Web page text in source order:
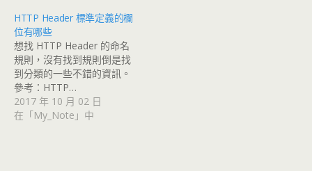
HTTP Header 標準定義的欄
位有哪些
想找 HTTP Header 的命名
規則，沒有找到規則倒是找
到分類的一些不錯的資訊。
參考：HTTP…
2017 年 10 月 02 日
在「My_Note」中